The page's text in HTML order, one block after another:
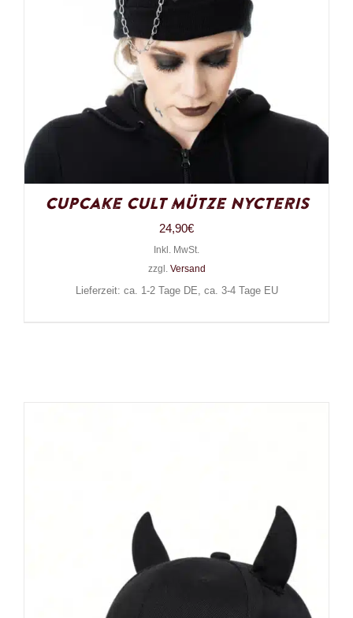
Cupcake Cult Mütze Nycteris
24,90€
Inkl. MwSt.
zzgl. Versand
Lieferzeit: ca. 1-2 Tage DE, ca. 3-4 Tage EU